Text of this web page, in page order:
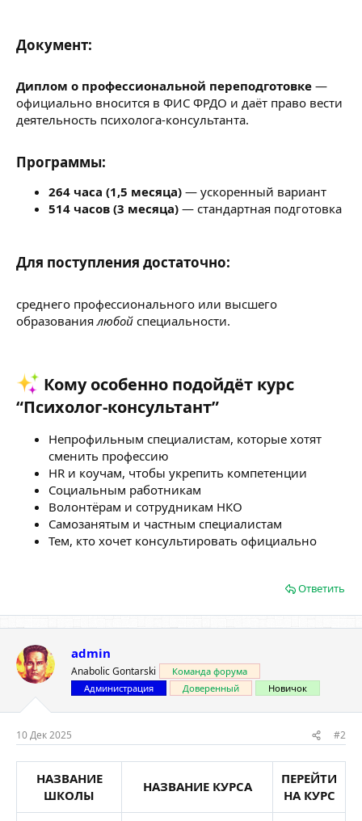
Документ:​
Диплом о профессиональной переподготовке —
официально вносится в ФИС ФРДО и даёт право вести
деятельность психолога-консультанта.
Программы:​
264 часа (1,5 месяца) — ускоренный вариант
514 часов (3 месяца) — стандартная подготовка
Для поступления достаточно:​
среднего профессионального или высшего
образования любой специальности.
Кому особенно подойдёт курс
“Психолог-консультант”
Непрофильным специалистам, которые хотят
сменить профессию
HR и коучам, чтобы укрепить компетенции
Социальным работникам
Волонтёрам и сотрудникам НКО
Самозанятым и частным специалистам
Тем, кто хочет консультировать официально
Ответить
admin
Anabolic Gontarski
Команда форума
Администрация
Доверенный Новичок
10 Дек 2025 #2
НАЗВАНИЕ
ШКОЛЫ
НАЗВАНИЕ КУРСА
ПЕРЕЙТИ
НА КУРС